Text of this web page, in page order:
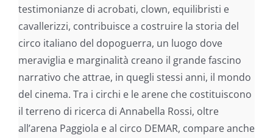
testimonianze di acrobati, clown, equilibristi e
cavallerizzi, contribuisce a costruire la storia del
circo italiano del dopoguerra, un luogo dove
meraviglia e marginalità creano il grande fascino
narrativo che attrae, in quegli stessi anni, il mondo
del cinema. Tra i circhi e le arene che costituiscono
il terreno di ricerca di Annabella Rossi, oltre
all’arena Paggiola e al circo DEMAR, compare anche